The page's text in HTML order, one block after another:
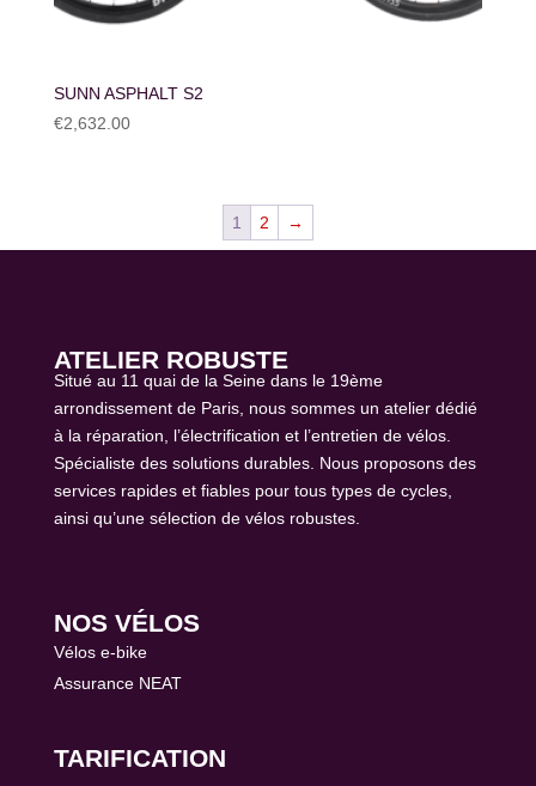
SUNN ASPHALT S2
€2,632.00
1 2 →
ATELIER ROBUSTE
Situé au 11 quai de la Seine dans le 19ème
arrondissement de Paris, nous sommes un atelier dédié
à la réparation, l’électrification et l’entretien de vélos.
Spécialiste des solutions durables. Nous proposons des
services rapides et fiables pour tous types de cycles,
ainsi qu’une sélection de vélos robustes.
NOS VÉLOS
Vélos e-bike
Assurance NEAT
TARIFICATION